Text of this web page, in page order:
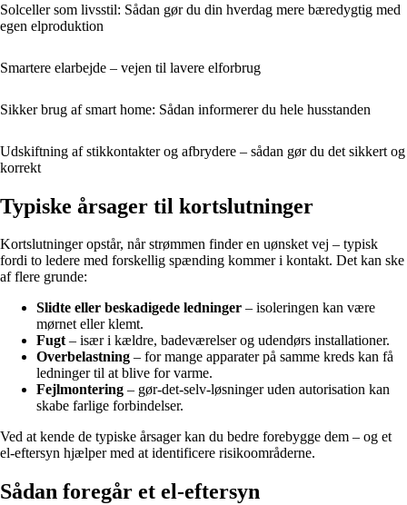
Solceller som livsstil: Sådan gør du din hverdag mere bæredygtig med
egen elproduktion
Smartere elarbejde – vejen til lavere elforbrug
Sikker brug af smart home: Sådan informerer du hele husstanden
Udskiftning af stikkontakter og afbrydere – sådan gør du det sikkert og
korrekt
Typiske årsager til kortslutninger
Kortslutninger opstår, når strømmen finder en uønsket vej – typisk
fordi to ledere med forskellig spænding kommer i kontakt. Det kan ske
af flere grunde:
Slidte eller beskadigede ledninger – isoleringen kan være
mørnet eller klemt.
Fugt– især i kældre, badeværelser og udendørs installationer.
Overbelastning – for mange apparater på samme kreds kan få
ledninger til at blive for varme.
Fejlmontering – gør-det-selv-løsninger uden autorisation kan
skabe farlige forbindelser.
Ved at kende de typiske årsager kan du bedre forebygge dem – og et
el-eftersyn hjælper med at identificere risikoområderne.
Sådan foregår et el-eftersyn